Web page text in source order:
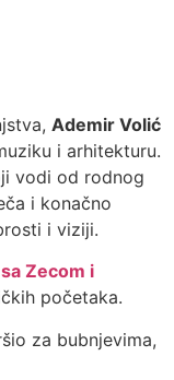
Ademir Volić
i arhitekturu.
vodi od rodnog
i konačno
i viziji.
Zecom i
početaka.
za bubnjevima,